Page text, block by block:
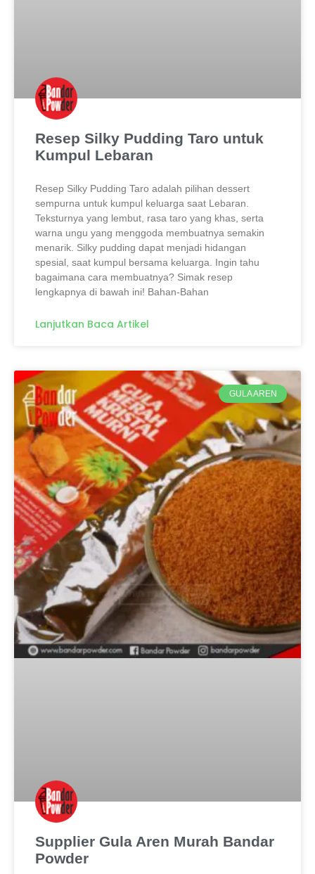
Resep Silky Pudding Taro untuk
Kumpul Lebaran
Resep Silky Pudding Taro adalah pilihan dessert
sempurna untuk kumpul keluarga saat Lebaran.
Teksturnya yang lembut, rasa taro yang khas, serta
warna ungu yang menggoda membuatnya semakin
menarik. Silky pudding dapat menjadi hidangan
spesial, saat kumpul bersama keluarga. Ingin tahu
bagaimana cara membuatnya? Simak resep
lengkapnya di bawah ini! Bahan-Bahan
Lanjutkan Baca Artikel
GULA AREN
Supplier Gula Aren Murah Bandar
Powder